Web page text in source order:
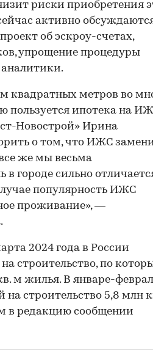
риски приобретения
активно
об эскроу-счетах,
упрощение процедуры
квадратных метров во
пользуется ипотека на
Новострой» Ирина
о том, что ИЖС
же мы весьма
городе сильно
популярность ИЖС
проживание», —
2024 года в России
строительство, по
м жилья. В январе-
строительство 5,8 млн
в редакцию сообщении